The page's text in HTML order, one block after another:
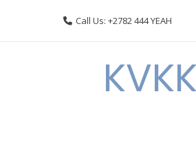
Call Us: +2782 444 YEAH